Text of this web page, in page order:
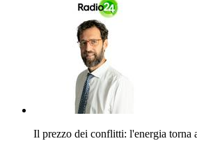
Il prezzo dei conflitti: l'energia torna